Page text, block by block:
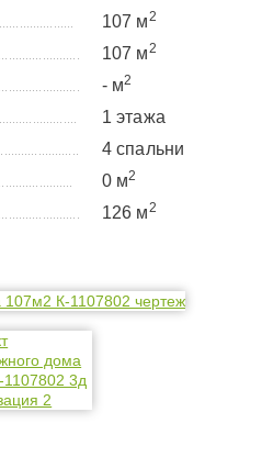
107 м2
107 м2
- м2
1 этажа
4 спальни
0 м2
126 м2